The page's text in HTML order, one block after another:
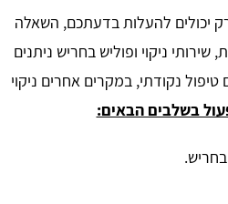
רק יכולים להעלות בדעתכם, השאלה
ניקוי ופוליש בחריש ניתנים
נקודתי, במקרים אחרים ניקוי
בשלבים הבאים: